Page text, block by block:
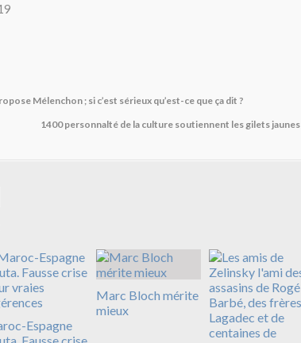
Mélenchon ; si c’est sérieux qu’est-ce que ça dit ?
1400 personnalté de la culture soutiennent les gilets jaunes
Espagne
Fausse crise
Marc Bloch mérite
mieux